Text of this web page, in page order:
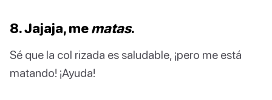
8. Jajaja, mematas.
Sé que la col rizada es saludable, ¡pero me está
matando! ¡Ayuda!